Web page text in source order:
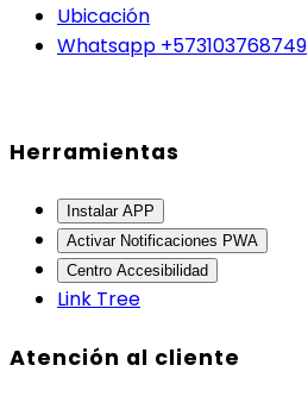
Ubicación
Whatsapp +573103768749
Herramientas
Instalar APP
Activar Notificaciones PWA
Centro Accesibilidad
Link Tree
Atención al cliente